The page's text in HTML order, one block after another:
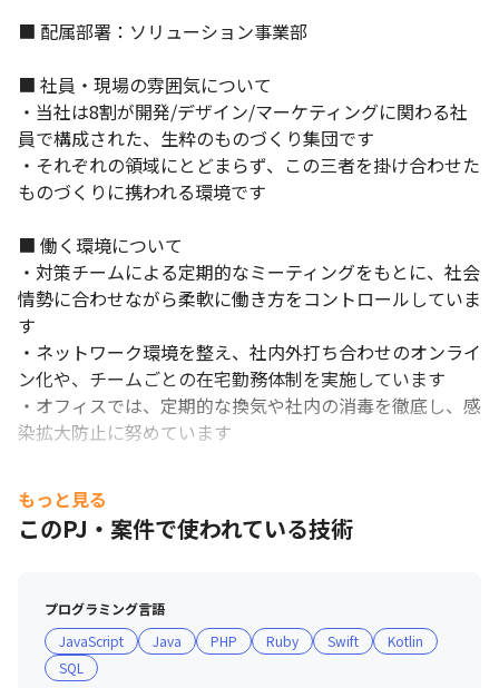
スキルやノウハウの共有を積極的に行っています。
■ 配属部署：ソリューション事業部
■ 社員・現場の雰囲気について
・当社は8割が開発/デザイン/マーケティングに関わる社
員で構成された、生粋のものづくり集団です
・それぞれの領域にとどまらず、この三者を掛け合わせた
ものづくりに携われる環境です
■ 働く環境について
・対策チームによる定期的なミーティングをもとに、社会
情勢に合わせながら柔軟に働き方をコントロールしていま
す
・ネットワーク環境を整え、社内外打ち合わせのオンライ
ン化や、チームごとの在宅勤務体制を実施しています
・オフィスでは、定期的な換気や社内の消毒を徹底し、感
染拡大防止に努めています
もっと見る
このPJ・案件で使われている技術
プログラミング言語
JavaScript
Java PHP Ruby Swift
Kotlin
SQL